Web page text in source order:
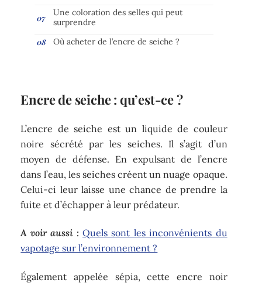
Une coloration des selles qui peut
surprendre
Où acheter de l’encre de seiche ?
Encre de seiche : qu’est-ce ?
L’encre de seiche est un liquide de couleur
noire sécrété par les seiches. Il s’agit d’un
moyen de défense. En expulsant de l’encre
dans l’eau, les seiches créent un nuage opaque.
Celui-ci leur laisse une chance de prendre la
fuite et d’échapper à leur prédateur.
A voir aussi : Quels sont les inconvénients du
vapotage sur l’environnement ?
Également appelée sépia, cette encre noir